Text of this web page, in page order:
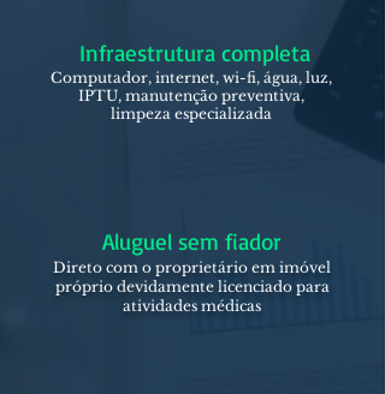
Infraestrutura completa
Computador, internet, wi-fi, água, luz,
IPTU, manutenção preventiva,
limpeza especializada
Aluguel sem fiador
Direto com o proprietário em imóvel
próprio devidamente licenciado para
atividades médicas